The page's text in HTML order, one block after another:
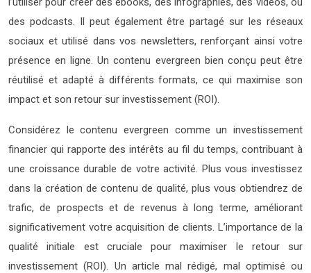
des podcasts. Il peut également être partagé sur les réseaux
sociaux et utilisé dans vos newsletters, renforçant ainsi votre
présence en ligne. Un contenu evergreen bien conçu peut être
réutilisé et adapté à différents formats, ce qui maximise son
impact et son retour sur investissement (ROI).
Considérez le contenu evergreen comme un investissement
financier qui rapporte des intérêts au fil du temps, contribuant à
une croissance durable de votre activité. Plus vous investissez
dans la création de contenu de qualité, plus vous obtiendrez de
trafic, de prospects et de revenus à long terme, améliorant
significativement votre acquisition de clients. L’importance de la
qualité initiale est cruciale pour maximiser le retour sur
investissement (ROI). Un article mal rédigé, mal optimisé ou